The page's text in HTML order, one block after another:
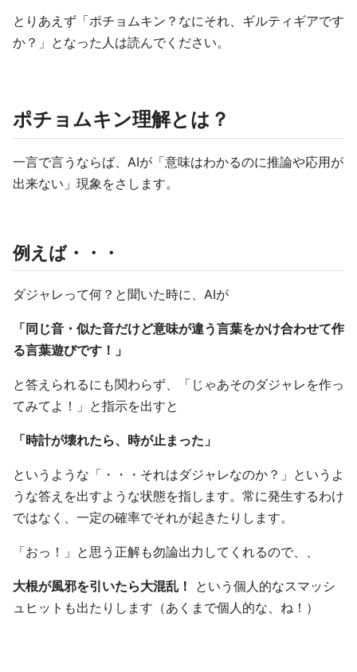
とりあえず「ポチョムキン？なにそれ、ギルティギアです
か？」となった人は読んでください。
ポチョムキン理解とは？
一言で言うならば、AIが「意味はわかるのに推論や応用が
出来ない」現象をさします。
例えば・・・
ダジャレって何？と聞いた時に、AIが
「同じ音・似た音だけど意味が違う言葉をかけ合わせて作
る言葉遊びです！」
と答えられるにも関わらず、「じゃあそのダジャレを作っ
てみてよ！」と指示を出すと
「時計が壊れたら、時が止まった」
というような「・・・それはダジャレなのか？」というよ
うな答えを出すような状態を指します。常に発生するわけ
ではなく、一定の確率でそれが起きたりします。
「おっ！」と思う正解も勿論出力してくれるので、、
大根が風邪を引いたら大混乱！
という個人的なスマッシ
ュヒットも出たりします（あくまで個人的な、ね！）